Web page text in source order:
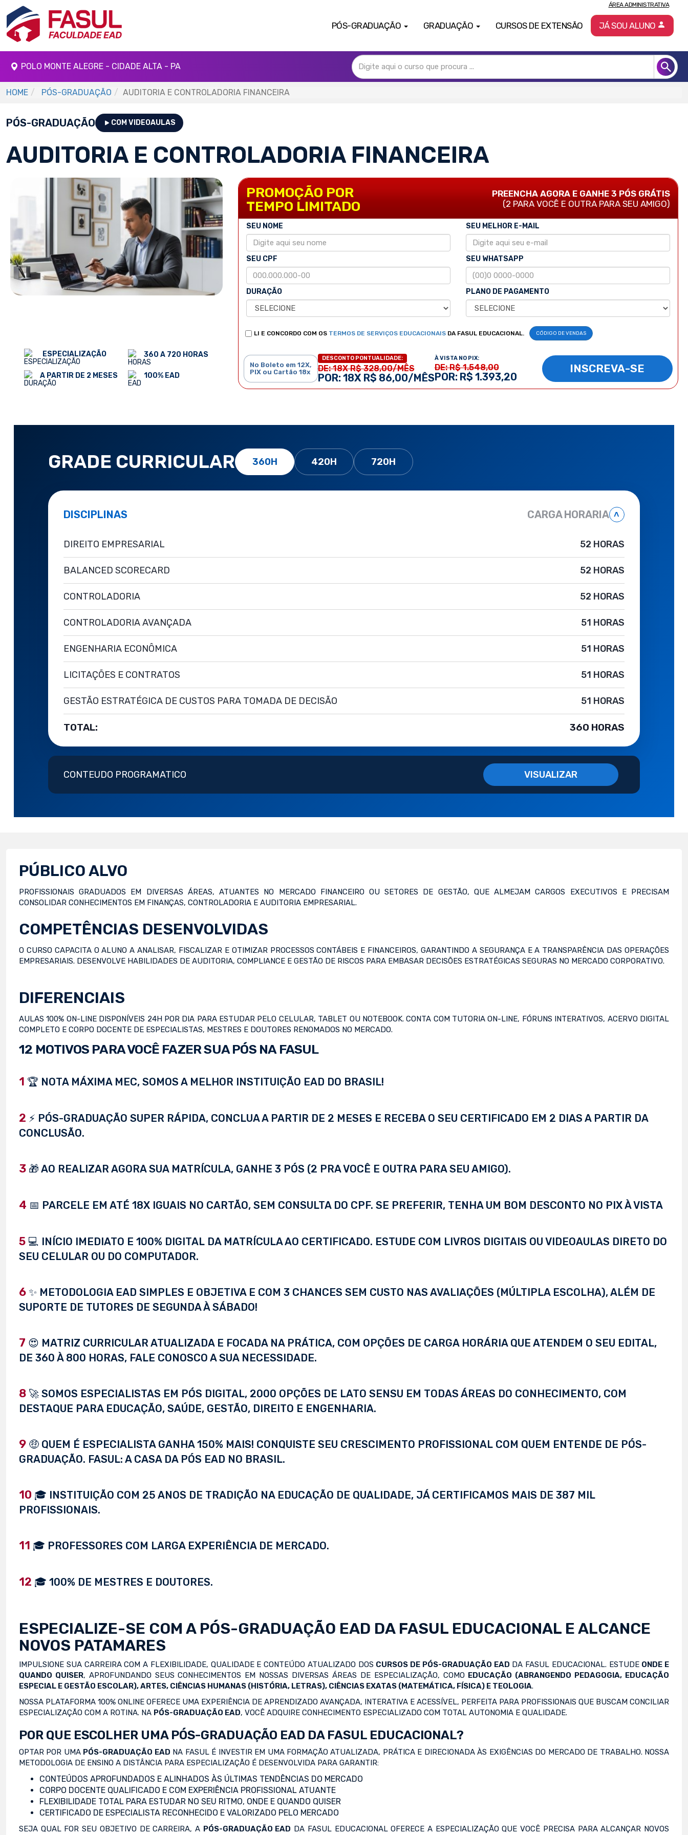
PÓS-GRADUAÇÃO GRADUAÇÃO CURSOS DE EXTENSÃO
ÁREA ADMINISTRATIVA
JÁ SOU ALUNO
POLO MONTE ALEGRE - CIDADE ALTA - PA
HOME PÓS-GRADUAÇÃO AUDITORIA E CONTROLADORIA FINANCEIRA
PÓS-GRADUAÇÃO COM VIDEOAULAS
AUDITORIA E CONTROLADORIA FINANCEIRA
ESPECIALIZAÇÃO
A PARTIR DE 2 MESES
360 A 720 HORAS
100% EAD
PROMOÇÃO POR
TEMPO LIMITADO
PREENCHA AGORA E GANHE 3 PÓS GRÁTIS
(2 PARA VOCÊ E OUTRA PARA SEU AMIGO)
SEU NOME
SEU CPF
SEU MELHOR E-MAIL
SEU WHATSAPP
DURAÇÃO PLANO DE PAGAMENTO
LI E CONCORDO COM OS TERMOS DE SERVIÇOS EDUCACIONAISDA FASUL EDUCACIONAL. CÓDIGO DE VENDAS
No Boleto em 12X,
PIX ou Cartão 18x
DESCONTO PONTUALIDADE:
DE: 18X R$ 328,00/MÊS
POR: 18X R$ 86,00/MÊS
À VISTA NO PIX:
DE: R$ 1.548,00
POR: R$ 1.393,20
INSCREVA-SE
GRADE CURRICULAR 360H 420H 720H
DISCIPLINAS CARGA HORARIA ˄
DIREITO EMPRESARIAL 52 HORAS
BALANCED SCORECARD 52 HORAS
CONTROLADORIA 52 HORAS
CONTROLADORIA AVANÇADA 51 HORAS
ENGENHARIA ECONÔMICA 51 HORAS
LICITAÇÕES E CONTRATOS 51 HORAS
GESTÃO ESTRATÉGICA DE CUSTOS PARA TOMADA DE DECISÃO 51 HORAS
TOTAL: 360 HORAS
CONTEUDO PROGRAMATICO VISUALIZAR
PÚBLICO ALVO
PROFISSIONAIS GRADUADOS EM DIVERSAS ÁREAS, ATUANTES NO MERCADO FINANCEIRO OU SETORES DE GESTÃO, QUE ALMEJAM CARGOS EXECUTIVOS E PRECISAM
CONSOLIDAR CONHECIMENTOS EM FINANÇAS, CONTROLADORIA E AUDITORIA EMPRESARIAL.
COMPETÊNCIAS DESENVOLVIDAS
O CURSO CAPACITA O ALUNO A ANALISAR, FISCALIZAR E OTIMIZAR PROCESSOS CONTÁBEIS E FINANCEIROS, GARANTINDO A SEGURANÇA E A TRANSPARÊNCIA DAS OPERAÇÕES
EMPRESARIAIS. DESENVOLVE HABILIDADES DE AUDITORIA, COMPLIANCE E GESTÃO DE RISCOS PARA EMBASAR DECISÕES ESTRATÉGICAS SEGURAS NO MERCADO CORPORATIVO.
DIFERENCIAIS
AULAS 100% ON-LINE DISPONÍVEIS 24H POR DIA PARA ESTUDAR PELO CELULAR, TABLET OU NOTEBOOK. CONTA COM TUTORIA ON-LINE, FÓRUNS INTERATIVOS, ACERVO DIGITAL
COMPLETO E CORPO DOCENTE DE ESPECIALISTAS, MESTRES E DOUTORES RENOMADOS NO MERCADO.
12 MOTIVOS PARA VOCÊ FAZER SUA PÓS NA FASUL
1 🏆 NOTA MÁXIMA MEC, SOMOS A MELHOR INSTITUIÇÃO EAD DO BRASIL!
2 ⚡ PÓS-GRADUAÇÃO SUPER RÁPIDA, CONCLUA A PARTIR DE 2 MESES E RECEBA O SEU CERTIFICADO EM 2 DIAS A PARTIR DA
CONCLUSÃO.
3 🎁 AO REALIZAR AGORA SUA MATRÍCULA, GANHE 3 PÓS (2 PRA VOCÊ E OUTRA PARA SEU AMIGO).
4 📅 PARCELE EM ATÉ 18X IGUAIS NO CARTÃO, SEM CONSULTA DO CPF. SE PREFERIR, TENHA UM BOM DESCONTO NO PIX À VISTA
5 💻 INÍCIO IMEDIATO E 100% DIGITAL DA MATRÍCULA AO CERTIFICADO. ESTUDE COM LIVROS DIGITAIS OU VIDEOAULAS DIRETO DO
SEU CELULAR OU DO COMPUTADOR.
6 ✨ METODOLOGIA EAD SIMPLES E OBJETIVA E COM 3 CHANCES SEM CUSTO NAS AVALIAÇÕES (MÚLTIPLA ESCOLHA), ALÉM DE
SUPORTE DE TUTORES DE SEGUNDA À SÁBADO!
7 😍 MATRIZ CURRICULAR ATUALIZADA E FOCADA NA PRÁTICA, COM OPÇÕES DE CARGA HORÁRIA QUE ATENDEM O SEU EDITAL,
DE 360 À 800 HORAS, FALE CONOSCO A SUA NECESSIDADE.
8 🚀 SOMOS ESPECIALISTAS EM PÓS DIGITAL, 2000 OPÇÕES DE LATO SENSU EM TODAS ÁREAS DO CONHECIMENTO, COM
DESTAQUE PARA EDUCAÇÃO, SAÚDE, GESTÃO, DIREITO E ENGENHARIA.
9 🤑 QUEM É ESPECIALISTA GANHA 150% MAIS! CONQUISTE SEU CRESCIMENTO PROFISSIONAL COM QUEM ENTENDE DE PÓS-
GRADUAÇÃO. FASUL: A CASA DA PÓS EAD NO BRASIL.
10 🎓 INSTITUIÇÃO COM 25 ANOS DE TRADIÇÃO NA EDUCAÇÃO DE QUALIDADE, JÁ CERTIFICAMOS MAIS DE 387 MIL
PROFISSIONAIS.
11 🎓 PROFESSORES COM LARGA EXPERIÊNCIA DE MERCADO.
12 🎓 100% DE MESTRES E DOUTORES.
ESPECIALIZE-SE COM A PÓS-GRADUAÇÃO EAD DA FASUL EDUCACIONAL E ALCANCE
NOVOS PATAMARES
IMPULSIONE SUA CARREIRA COM A FLEXIBILIDADE, QUALIDADE E CONTEÚDO ATUALIZADO DOS CURSOS DE PÓS-GRADUAÇÃO EAD DA FASUL EDUCACIONAL. ESTUDE ONDE E
QUANDO QUISER, APROFUNDANDO SEUS CONHECIMENTOS EM NOSSAS DIVERSAS ÁREAS DE ESPECIALIZAÇÃO, COMO EDUCAÇÃO (ABRANGENDO PEDAGOGIA, EDUCAÇÃO
ESPECIAL E GESTÃO ESCOLAR), ARTES, CIÊNCIAS HUMANAS (HISTÓRIA, LETRAS), CIÊNCIAS EXATAS (MATEMÁTICA, FÍSICA) E TEOLOGIA.
NOSSA PLATAFORMA 100% ONLINE OFERECE UMA EXPERIÊNCIA DE APRENDIZADO AVANÇADA, INTERATIVA E ACESSÍVEL, PERFEITA PARA PROFISSIONAIS QUE BUSCAM CONCILIAR
ESPECIALIZAÇÃO COM A ROTINA. NA PÓS-GRADUAÇÃO EAD, VOCÊ ADQUIRE CONHECIMENTO ESPECIALIZADO COM TOTAL AUTONOMIA E QUALIDADE.
POR QUE ESCOLHER UMA PÓS-GRADUAÇÃO EAD DA FASUL EDUCACIONAL?
OPTAR POR UMA PÓS-GRADUAÇÃO EAD NA FASUL É INVESTIR EM UMA FORMAÇÃO ATUALIZADA, PRÁTICA E DIRECIONADA ÀS EXIGÊNCIAS DO MERCADO DE TRABALHO. NOSSA
METODOLOGIA DE ENSINO A DISTÂNCIA PARA ESPECIALIZAÇÃO É DESENVOLVIDA PARA GARANTIR:
CONTEÚDOS APROFUNDADOS E ALINHADOS ÀS ÚLTIMAS TENDÊNCIAS DO MERCADO
CORPO DOCENTE QUALIFICADO E COM EXPERIÊNCIA PROFISSIONAL ATUANTE
FLEXIBILIDADE TOTAL PARA ESTUDAR NO SEU RITMO, ONDE E QUANDO QUISER
CERTIFICADO DE ESPECIALISTA RECONHECIDO E VALORIZADO PELO MERCADO
SEJA QUAL FOR SEU OBJETIVO DE CARREIRA, A PÓS-GRADUAÇÃO EAD DA FASUL EDUCACIONAL OFERECE A ESPECIALIZAÇÃO QUE VOCÊ PRECISA PARA ALCANÇAR NOVOS